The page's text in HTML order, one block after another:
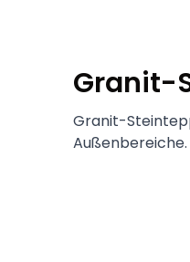
Granit-
Granit-
Außenbereiche.